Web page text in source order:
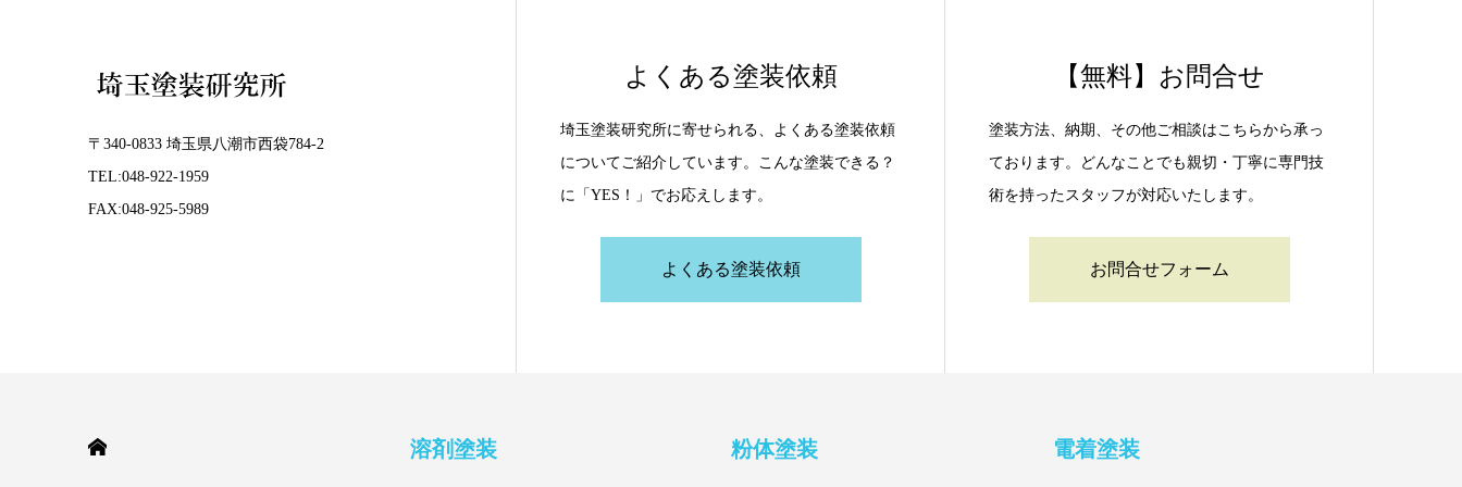
〒340-0833 埼玉県八潮市西袋784-2
TEL:048-922-1959
FAX:048-925-5989
よくある塗装依頼
埼玉塗装研究所に寄せられる、よくある塗装依頼
についてご紹介しています。こんな塗装できる？
に「YES！」でお応えします。
よくある塗装依頼
【無料】お問合せ
塗装方法、納期、その他ご相談はこちらから承っ
ております。どんなことでも親切・丁寧に専門技
術を持ったスタッフが対応いたします。
お問合せフォーム
溶剤塗装 粉体塗装 電着塗装